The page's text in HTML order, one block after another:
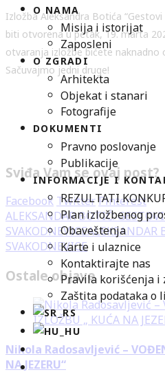
O NAMA
Misija i istorijat
Zaposleni
O ZGRADI
Arhitekta
Objekat i stanari
Fotografije
DOKUMENTI
Pravno poslovanje
Publikacije
INFORMACIJE I
REZULTATI
Plan izložbenog
Obaveštenja
Karte i ulaznice
Kontaktirajte nas
Pravila korišćenja i
Zaštita podataka o
Izložba Aleksandra Botića
biti otvorena u petak, 19. marta
otvaranja izložbe bićete naknadno
Sačuvajmo jedni druge!
Sviđa Vam se ovaj post?
Facebook TwitterPinterest
ALEKSANDAR BOTIĆ:
SVAKODNEVICEALEKSANDAR
SVAKODNEVICE
Ostale objave
Nikola Radosavljević –
NA JEZERU“